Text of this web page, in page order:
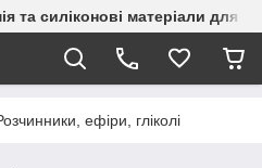
та силіконові матеріали для
ефіри, гліколі